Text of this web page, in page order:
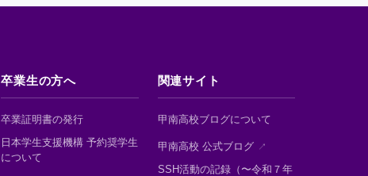
卒業生の方へ
卒業証明書の発行
日本学生支援機構 予約奨学生
について
関連サイト
甲南高校ブログについて
甲南高校 公式ブログ
SSH活動の記録（〜令和７年